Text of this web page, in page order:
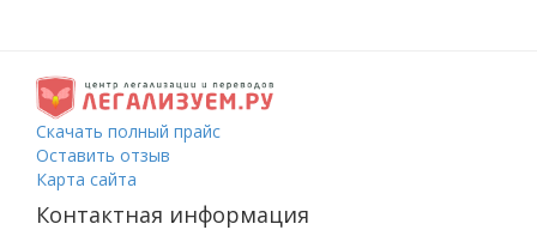
Скачать полный прайс
Оставить отзыв
Карта сайта
Контактная информация